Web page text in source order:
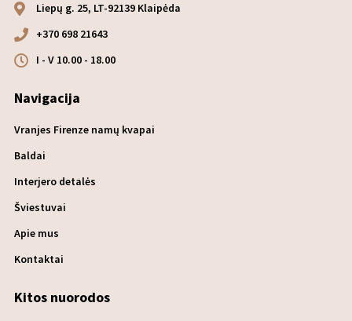
Liepų g. 25, LT-92139 Klaipėda
+370 698 21643
I - V 10.00 - 18.00
Navigacija
Vranjes Firenze namų kvapai
Baldai
Interjero detalės
Šviestuvai
Apie mus
Kontaktai
Kitos nuorodos